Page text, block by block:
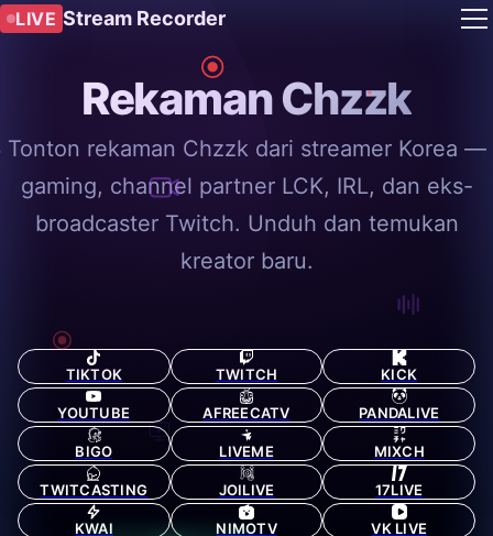
LIVE Stream Recorder
Rekaman Chzzk
Tonton rekaman Chzzk dari streamer Korea —
gaming, channel partner LCK, IRL, dan eks-
broadcaster Twitch. Unduh dan temukan
kreator baru.
TIKTOK TWITCH KICK
YOUTUBE AFREECATV PANDALIVE
BIGO LIVEME MIXCH
TWITCASTING JOILIVE 17LIVE
KWAI NIMOTV VK LIVE